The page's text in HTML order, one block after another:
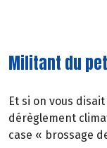
Militant du
Et si on vous
dérèglement
case « brossage